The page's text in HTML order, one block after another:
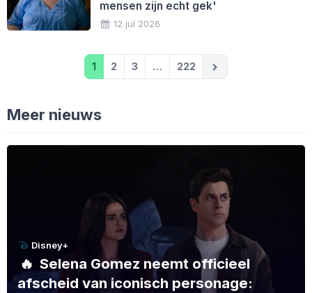
mensen zijn echt gek'
12 jul 2026
1 2 3 … 222
Meer nieuws
Disney+
🔥 Selena Gomez neemt officieel
afscheid van iconisch personage: